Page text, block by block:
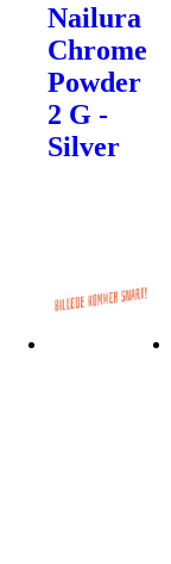
Nailura
Chrome
Powder
2 G -
Silver